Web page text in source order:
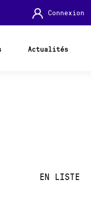
Connexion
Actualités
EN LISTE